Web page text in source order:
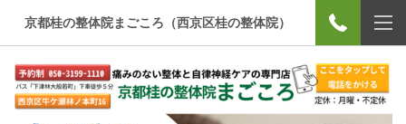
京都桂の整体院まごころ（西京区桂の整体院）